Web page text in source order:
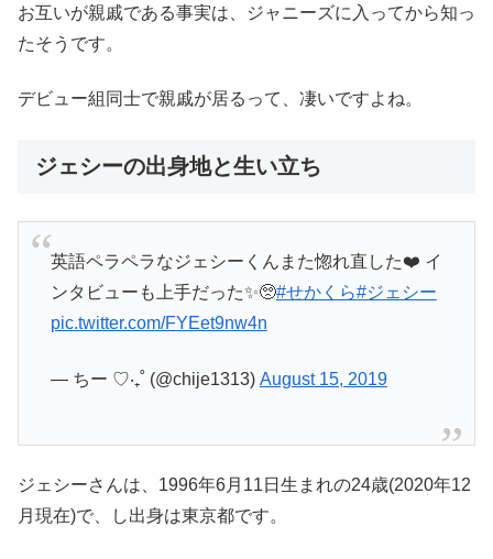
お互いが親戚である事実は、ジャニーズに入ってから知っ
たそうです。
デビュー組同士で親戚が居るって、凄いですよね。
ジェシーの出身地と生い立ち
英語ペラペラなジェシーくんまた惚れ直した❤️ イ
ンタビューも上手だった✨🥺#せかくら#ジェシー
pic.twitter.com/FYEet9nw4n
— ちー ♡‧₊˚ (@chije1313) August 15, 2019
ジェシーさんは、1996年6月11日生まれの24歳(2020年12
月現在)で、し出身は東京都です。